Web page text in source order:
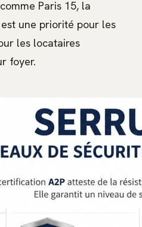
Paris 15, la
une priorité pour les
les locataires
foyer.